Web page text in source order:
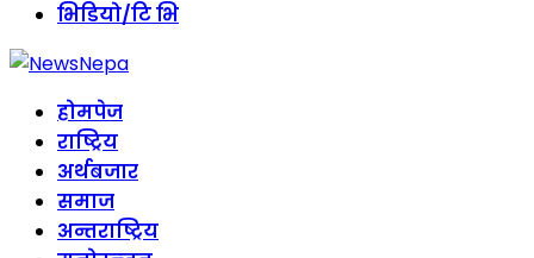
भिडियो/टि भि
होमपेज
राष्ट्रिय
अर्थबजार
समाज
अन्तराष्ट्रिय